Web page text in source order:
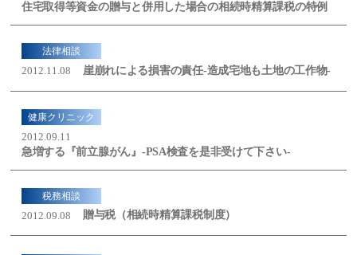
住宅取得等資金の贈与と併用した場合の相続時精算課税の特例
法律相談
2012.11.08 崖崩れによる損害の責任-造成宅地も土地の工作物-
健康クリニック
2012.09.11
急増する『前立腺がん』-PSA検査を是非受けて下さい-
税務相談
2012.09.08 贈与税（相続時精算課税制度）